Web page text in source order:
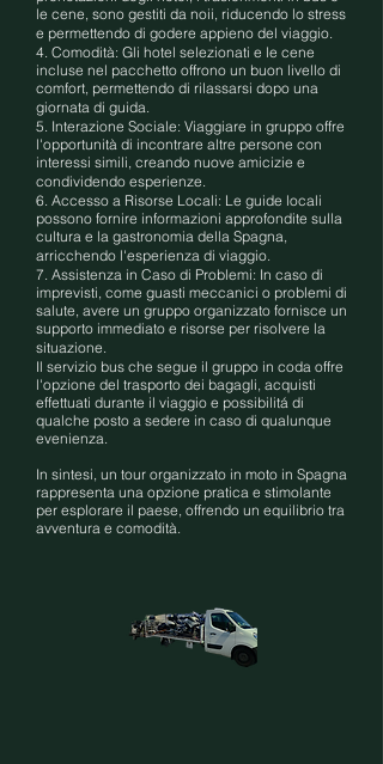
le cene, sono gestiti da noii, riducendo lo stress
e permettendo di godere appieno del viaggio.
4. Comodità: Gli hotel selezionati e le cene
incluse nel pacchetto offrono un buon livello di
comfort, permettendo di rilassarsi dopo una
giornata di guida.
5. Interazione Sociale: Viaggiare in gruppo offre
l'opportunità di incontrare altre persone con
interessi simili, creando nuove amicizie e
condividendo esperienze.
6. Accesso a Risorse Locali: Le guide locali
possono fornire informazioni approfondite sulla
cultura e la gastronomia della Spagna,
arricchendo l'esperienza di viaggio.
7. Assistenza in Caso di Problemi: In caso di
imprevisti, come guasti meccanici o problemi di
salute, avere un gruppo organizzato fornisce un
supporto immediato e risorse per risolvere la
situazione.
Il servizio bus che segue il gruppo in coda offre
l'opzione del trasporto dei bagagli, acquisti
effettuati durante il viaggio e possibilitá di
qualche posto a sedere in caso di qualunque
evenienza.
In sintesi, un tour organizzato in moto in Spagna
rappresenta una opzione pratica e stimolante
per esplorare il paese, offrendo un equilibrio tra
avventura e comodità.